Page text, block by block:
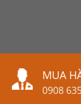
MUA
0908